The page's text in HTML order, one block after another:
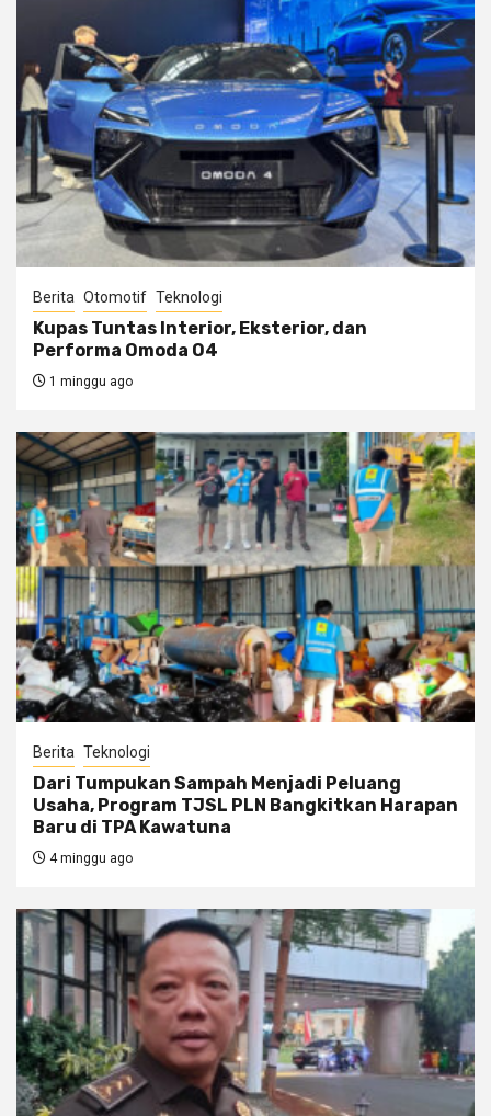
Berita Otomotif Teknologi
Kupas Tuntas Interior, Eksterior, dan
Performa Omoda O4
1 minggu ago
Berita Teknologi
Dari Tumpukan Sampah Menjadi Peluang
Usaha, Program TJSL PLN Bangkitkan Harapan
Baru di TPA Kawatuna
4 minggu ago